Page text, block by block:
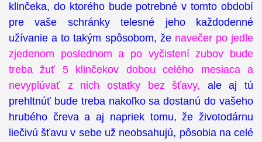
klinčeka, do ktorého bude potrebné v tomto období
pre vaše schránky telesné jeho každodenné
užívanie a to takým spôsobom, že navečer po jedle
zjedenom poslednom a po vyčistení zubov bude
treba žuť 5 klinčekov dobou celého mesiaca a
nevyplúvať z nich ostatky bez šťavy, ale aj tú
prehltnúť bude treba nakoľko sa dostanú do vašeho
hrubého čreva a aj napriek tomu, že životodárnu
liečivú šťavu v sebe už neobsahujú, pôsobia na celé